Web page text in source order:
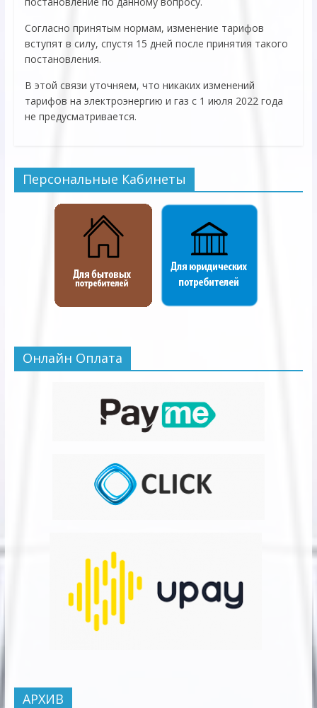
Согласно принятым нормам, изменение тарифов
вступят в силу, спустя 15 дней после принятия такого
постановления.
В этой связи уточняем, что никаких изменений
тарифов на электроэнергию и газ с 1 июля 2022 года
не предусматривается.
Персональные Кабинеты
Онлайн Оплата
АРХИВ